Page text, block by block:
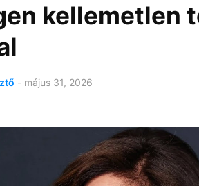
kellemetlen
- május 31, 2026